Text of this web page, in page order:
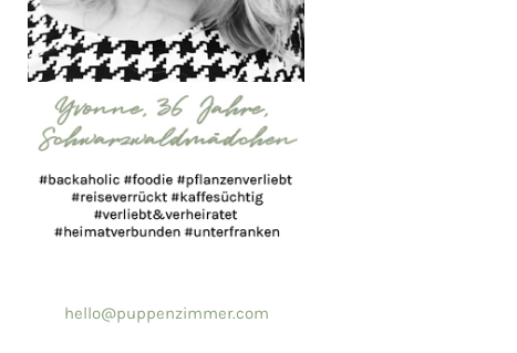
hello@puppenzimmer.com